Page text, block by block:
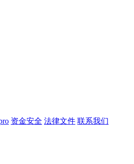
资金安全 法律文件 联系我们